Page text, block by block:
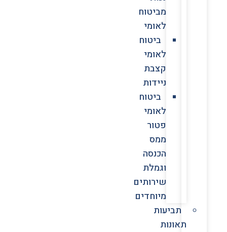
מביטוח
לאומי
ביטוח
לאומי
קצבת
ניידות
ביטוח
לאומי
פטור
ממס
הכנסה
וגמלת
שירותים
מיוחדים
תביעות
תאונות